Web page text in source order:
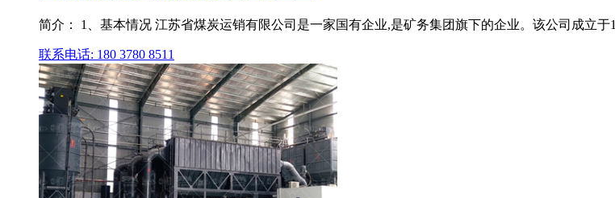
简介： 1、基本情况 江苏省煤炭运销有限公司是一家国有企业,是矿务集团旗下的企业。该公司成立
联系电话: 180 3780 8511